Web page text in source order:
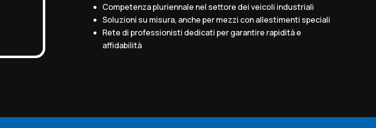
Competenza pluriennale nel settore dei veicoli industriali
Soluzioni su misura, anche per mezzi con allestimenti speciali
Rete di professionisti dedicati per garantire rapidità e
affidabilità